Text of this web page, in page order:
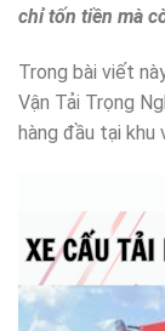
chỉ tốn tiền mà
Trong bài viết
Vận Tải Trọng
hàng đầu tại khu